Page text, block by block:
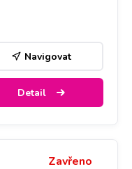
Navigovat
Detail
Zavřeno